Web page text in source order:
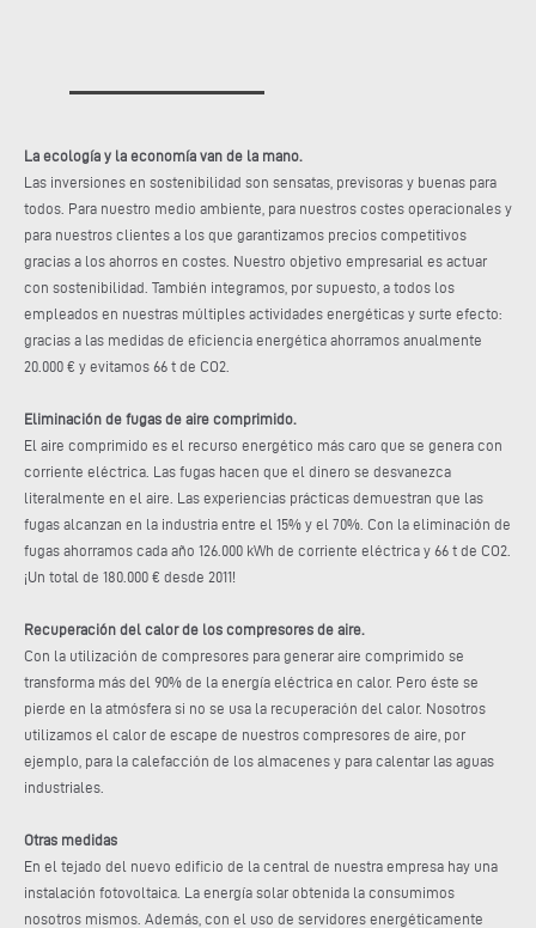
La ecología y la economía van de la mano.
Las inversiones en sostenibilidad son sensatas, previsoras y buenas para
todos. Para nuestro medio ambiente, para nuestros costes operacionales y
para nuestros clientes a los que garantizamos precios competitivos
gracias a los ahorros en costes. Nuestro objetivo empresarial es actuar
con sostenibilidad. También integramos, por supuesto, a todos los
empleados en nuestras múltiples actividades energéticas y surte efecto:
gracias a las medidas de eficiencia energética ahorramos anualmente
20.000 € y evitamos 66 t de CO2.
Eliminación de fugas de aire comprimido.
El aire comprimido es el recurso energético más caro que se genera con
corriente eléctrica. Las fugas hacen que el dinero se desvanezca
literalmente en el aire. Las experiencias prácticas demuestran que las
fugas alcanzan en la industria entre el 15% y el 70%. Con la eliminación de
fugas ahorramos cada año 126.000 kWh de corriente eléctrica y 66 t de CO2.
¡Un total de 180.000 € desde 2011!
Recuperación del calor de los compresores de aire.
Con la utilización de compresores para generar aire comprimido se
transforma más del 90% de la energía eléctrica en calor. Pero éste se
pierde en la atmósfera si no se usa la recuperación del calor. Nosotros
utilizamos el calor de escape de nuestros compresores de aire, por
ejemplo, para la calefacción de los almacenes y para calentar las aguas
industriales.
Otras medidas
En el tejado del nuevo edificio de la central de nuestra empresa hay una
instalación fotovoltaica. La energía solar obtenida la consumimos
nosotros mismos. Además, con el uso de servidores energéticamente